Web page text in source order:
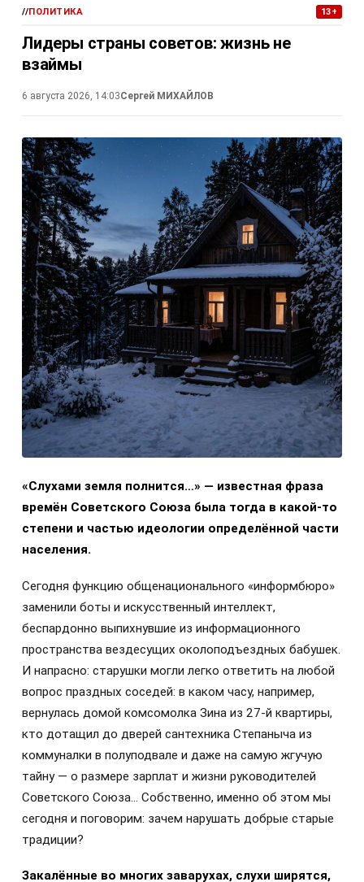
//ПОЛИТИКА 13+
Лидеры страны советов: жизнь не
взаймы
6 августа 2026, 14:03Сергей МИХАЙЛОВ
«Слухами земля полнится…» — известная фраза
времён Советского Союза была тогда в какой-то
степени и частью идеологии определённой части
населения.
Сегодня функцию общенационального «информбюро»
заменили боты и искусственный интеллект,
беспардонно выпихнувшие из информационного
пространства вездесущих околоподъездных бабушек.
И напрасно: старушки могли легко ответить на любой
вопрос праздных соседей: в каком часу, например,
вернулась домой комсомолка Зина из 27-й квартиры,
кто дотащил до дверей сантехника Степаныча из
коммуналки в полуподвале и даже на самую жгучую
тайну — о размере зарплат и жизни руководителей
Советского Союза… Собственно, именно об этом мы
сегодня и поговорим: зачем нарушать добрые старые
традиции?
Закалённые во многих заварухах, слухи ширятся,